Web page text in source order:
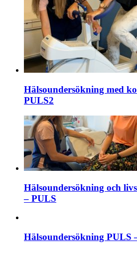
Hälsoundersökning med
PULS2
Hälsoundersökning och
– PULS
Hälsoundersökning PULS